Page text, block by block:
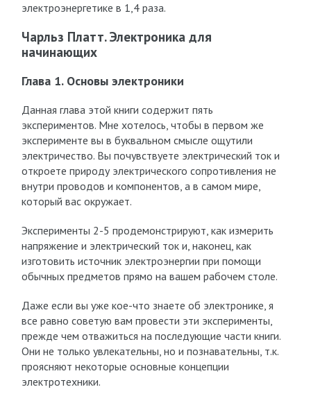
электроэнергетике в 1,4 раза.
Чарльз Платт. Электроника для
начинающих
Глава 1. Основы электроники
Данная глава этой книги содержит пять
экспериментов. Мне хотелось, чтобы в первом же
эксперименте вы в буквальном смысле ощутили
электричество. Вы почувствуете электрический ток и
откроете природу электрического сопротивления не
внутри проводов и компонентов, а в самом мире,
который вас окружает.
Эксперименты 2-5 продемонстрируют, как измерить
напряжение и электрический ток и, наконец, как
изготовить источник электроэнергии при помощи
обычных предметов прямо на вашем рабочем столе.
Даже если вы уже кое-что знаете об электронике, я
все равно советую вам провести эти эксперименты,
прежде чем отважиться на последующие части книги.
Они не только увлекательны, но и познавательны, т.к.
проясняют некоторые основные концепции
электротехники.